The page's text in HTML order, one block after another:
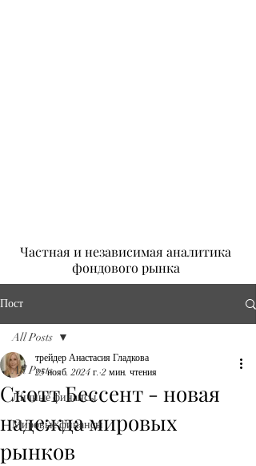
Частная и независимая аналитика
фондового рынка
Пост
All Posts
Личные финансы
Мировые финансы
All Posts
Скотт Бессент - новая
надежда мировых
рынков
трейдер Анастасия Гладкова
25 нояб. 2024 г. 2 мин. чтения